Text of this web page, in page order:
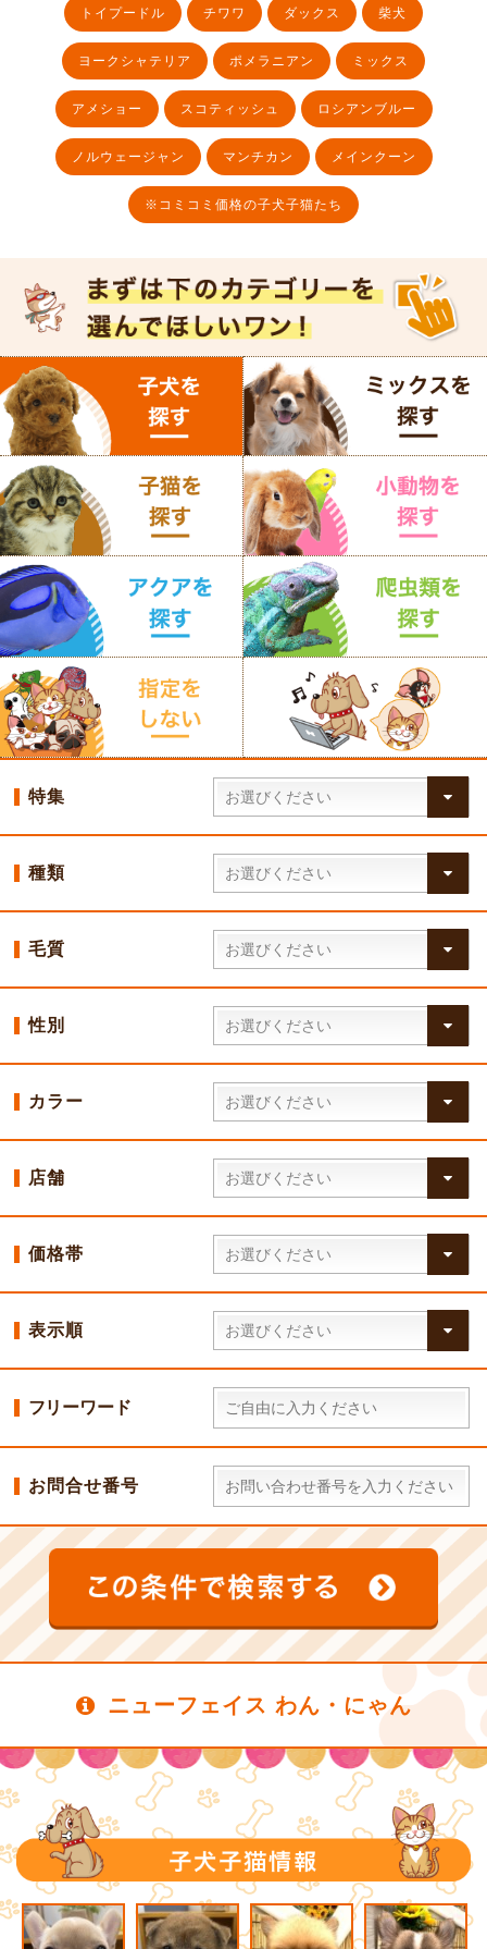
トイプードル チワワ ダックス 柴犬
ヨークシャテリア ポメラニアン ミックス
アメショー スコティッシュ ロシアンブルー
ノルウェージャン マンチカン メインクーン
※コミコミ価格の子犬子猫たち
特集
種類
毛質
性別
カラー
店舗
価格帯
表示順
フリーワード
お問合せ番号
ニューフェイス わん・にゃん